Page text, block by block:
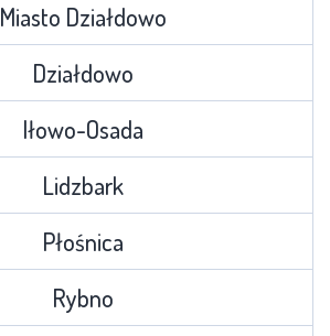
Miasto Działdowo
Działdowo
Iłowo-Osada
Lidzbark
Płośnica
Rybno